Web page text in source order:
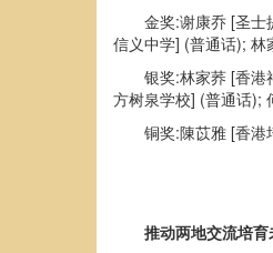
金奖:谢康乔 [圣士
信义中学] (普通话); 林
银奖:林家荞 [香港
方树泉学校] (普通话);
铜奖:陳苡雅 [香港
推动两地交流培